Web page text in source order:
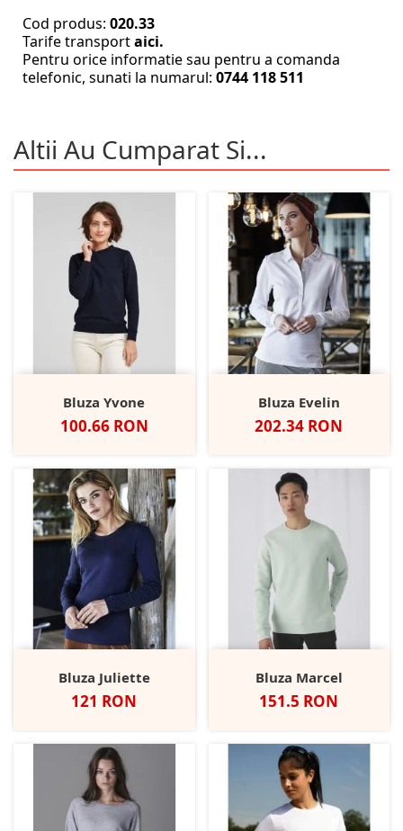
Cod produs: 020.33
Tarife transportaici.
Pentru orice informatie sau pentru a comanda
telefonic, sunati la numarul: 0744 118 511
Altii Au Cumparat Si...
Bluza Yvone
Pret
100.66 RON
Bluza Evelin
Pret
202.34 RON
Bluza Juliette
Pret
121 RON
Bluza Marcel
Pret
151.5 RON